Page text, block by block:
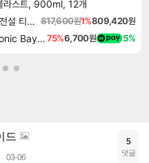
라스트, 900ml, 12개
닌텐도 스위치 2 본체 + 젤다의 전설 티어스 오브 더 킹덤 닌텐도 스위치 2 에디션 + 젤다의 전설 브레스 오브 더 와일드 닌텐도 스위치 2 에디션 번들 817,600원1%809,420원
바이오닉 베이 디럭스 에디션 Bionic Bay Deluxe Edition75%6,700원 5%
드
03-06
5
댓글